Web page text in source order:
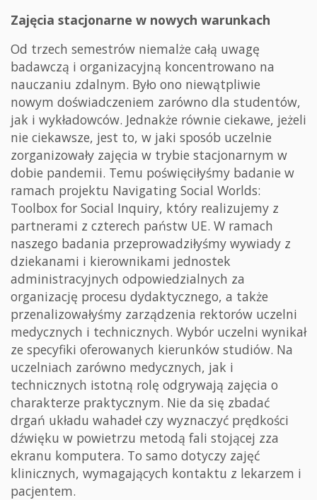
Zajęcia stacjonarne w nowych warunkach
Od trzech semestrów niemalże całą uwagę
badawczą i organizacyjną koncentrowano na
nauczaniu zdalnym. Było ono niewątpliwie
nowym doświadczeniem zarówno dla studentów,
jak i wykładowców. Jednakże równie ciekawe, jeżeli
nie ciekawsze, jest to, w jaki sposób uczelnie
zorganizowały zajęcia w trybie stacjonarnym w
dobie pandemii. Temu poświęciłyśmy badanie w
ramach projektu Navigating Social Worlds:
Toolbox for Social Inquiry, który realizujemy z
partnerami z czterech państw UE. W ramach
naszego badania przeprowadziłyśmy wywiady z
dziekanami i kierownikami jednostek
administracyjnych odpowiedzialnych za
organizację procesu dydaktycznego, a także
przenalizowałyśmy zarządzenia rektorów uczelni
medycznych i technicznych. Wybór uczelni wynikał
ze specyfiki oferowanych kierunków studiów. Na
uczelniach zarówno medycznych, jak i
technicznych istotną rolę odgrywają zajęcia o
charakterze praktycznym. Nie da się zbadać
drgań układu wahadeł czy wyznaczyć prędkości
dźwięku w powietrzu metodą fali stojącej zza
ekranu komputera. To samo dotyczy zajęć
klinicznych, wymagających kontaktu z lekarzem i
pacjentem.